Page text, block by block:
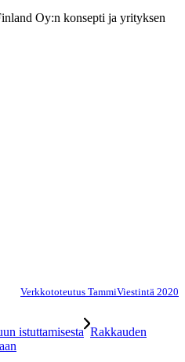
Oy:n konsepti ja yrityksen
Verkkototeutus TammiViestintä 2020
istuttamisesta Rakkauden